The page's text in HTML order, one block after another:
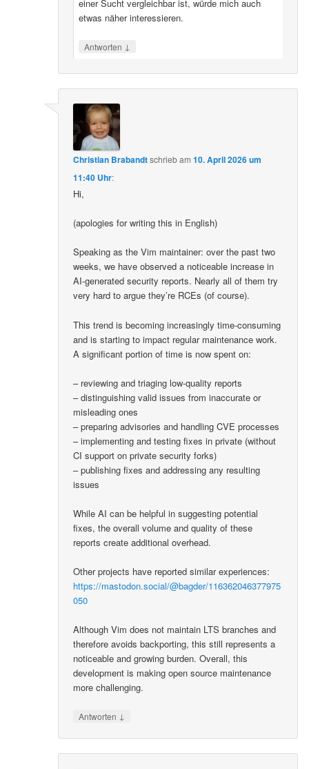
einer Sucht vergleichbar ist, würde mich auch
etwas näher interessieren.
Antworten ↓
Christian Brabandtschriebam10. April 2026 um
11:40 Uhr:
Hi,
(apologies for writing this in English)
Speaking as the Vim maintainer: over the past two
weeks, we have observed a noticeable increase in
AI-generated security reports. Nearly all of them try
very hard to argue they’re RCEs (of course).
This trend is becoming increasingly time-consuming
and is starting to impact regular maintenance work.
A significant portion of time is now spent on:
– reviewing and triaging low-quality reports
– distinguishing valid issues from inaccurate or
misleading ones
– preparing advisories and handling CVE processes
– implementing and testing fixes in private (without
CI support on private security forks)
– publishing fixes and addressing any resulting
issues
While AI can be helpful in suggesting potential
fixes, the overall volume and quality of these
reports create additional overhead.
Other projects have reported similar experiences:
https://mastodon.social/@bagder/116362046377975
050
Although Vim does not maintain LTS branches and
therefore avoids backporting, this still represents a
noticeable and growing burden. Overall, this
development is making open source maintenance
more challenging.
Antworten ↓